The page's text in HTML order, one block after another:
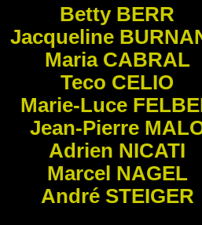
Betty BERR
Jacqueline
Maria CABRAL
Teco CELIO
Marie-Luce
Jean-Pierre
Adrien NICATI
Marcel NAGEL
André STEIGER